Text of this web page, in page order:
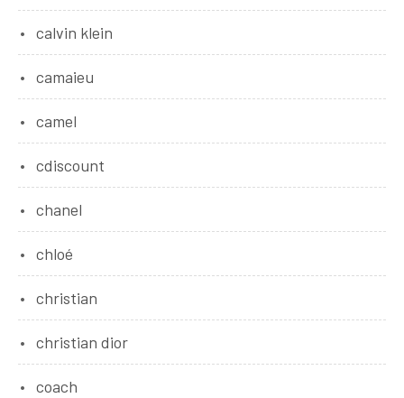
calvin klein
camaieu
camel
cdiscount
chanel
chloé
christian
christian dior
coach